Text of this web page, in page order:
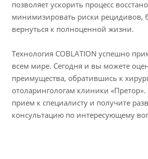
позволяет ускорить процесс
минимизировать риски рецидивов,
вернуться к полноценной жизни.
Технология COBLATION успешно
всем мире. Сегодня и вы можете
преимущества, обратившись к
отоларингологам клиники
прием к специалисту и получите
консультацию по интересующему